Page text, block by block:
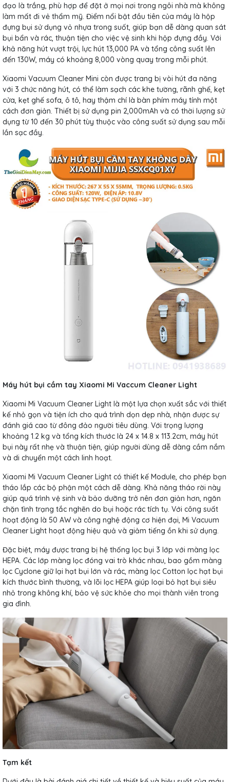
đạo là trắng, phù hợp để đặt ở mọi nơi trong ngôi nhà mà không
làm mất đi vẻ thẩm mỹ. Điểm nổi bật đầu tiên của máy là hộp
đựng bụi sử dụng vỏ nhựa trong suốt, giúp bạn dễ dàng quan sát
bụi bẩn và rác, thuận tiện cho việc vệ sinh khi hộp đựng đầy. Với
khả năng hút vượt trội, lực hút 13,000 PA và tổng công suất lên
đến 130W, máy có khoảng 8,000 vòng quay trong mỗi phút.
Xiaomi Vacuum Cleaner Mini còn được trang bị vòi hút đa năng
với 3 chức năng hút, có thể làm sạch các khe tường, rãnh ghế, kẹt
cửa, kẹt ghế sofa, ô tô, hay thậm chí là bàn phím máy tính một
cách đơn giản. Thiết bị sử dụng pin 2,000mAh và có thời lượng sử
dụng từ 10 đến 30 phút tùy thuộc vào công suất sử dụng sau mỗi
lần sạc đầy.
Máy hút bụi cầm tay Xiaomi Mi Vaccum Cleaner Light
Xiaomi Mi Vacuum Cleaner Light là một lựa chọn xuất sắc với thiết
kế nhỏ gọn và tiện ích cho quá trình dọn dẹp nhà, nhận được sự
đánh giá cao từ đông đảo người tiêu dùng. Với trọng lượng
khoảng 1.2 kg và tổng kích thước là 24 x 14.8 x 113.2cm, máy hút
bụi này rất nhẹ và thuận tiện, giúp người dùng dễ dàng cầm nắm
và di chuyển một cách linh hoạt.
Xiaomi Mi Vacuum Cleaner Light có thiết kế Module, cho phép bạn
tháo lắp các bộ phận một cách dễ dàng. Khả năng tháo rời này
giúp quá trình vệ sinh và bảo dưỡng trở nên đơn giản hơn, ngăn
chặn tình trạng tắc nghẽn do bụi hoặc rác tích tụ. Với công suất
hoạt động là 50 AW và công nghệ động cơ hiện đại, Mi Vacuum
Cleaner Light hoạt động hiệu quả và giảm tiếng ồn khi sử dụng.
Đặc biệt, máy được trang bị hệ thống lọc bụi 3 lớp với màng lọc
HEPA. Các lớp màng lọc đóng vai trò khác nhau, bao gồm màng
lọc Cyclone giữ lại hạt bụi lớn và rác, màng lọc Cotton lọc hạt bụi
kích thước bình thường, và lõi lọc HEPA giúp loại bỏ hạt bụi siêu
nhỏ trong không khí, bảo vệ sức khỏe cho mọi thành viên trong
gia đình.
Tạm kết